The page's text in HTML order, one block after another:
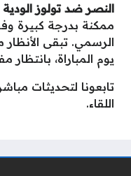
النصر ضد تولوز الودية
ممكنة بدرجة كبيرة
الرسمي. تبقى
يوم المباراة، بانتظار
تابعونا لتحديثات
اللقاء.